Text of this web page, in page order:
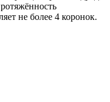
не более 4 коронок.